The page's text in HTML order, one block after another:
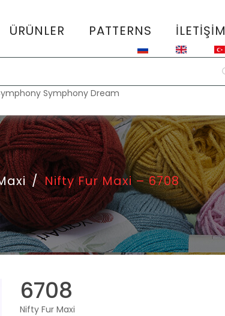
ÜRÜNLER PATTERNS İLETIŞIM
Symphony Dream
/ Nifty Fur Maxi – 6708
6708
Nifty Fur Maxi